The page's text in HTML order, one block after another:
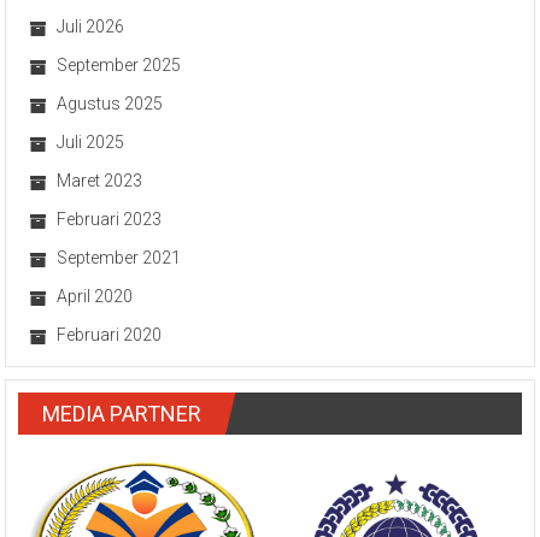
Juli 2026
September 2025
Agustus 2025
Juli 2025
Maret 2023
Februari 2023
September 2021
April 2020
Februari 2020
MEDIA PARTNER